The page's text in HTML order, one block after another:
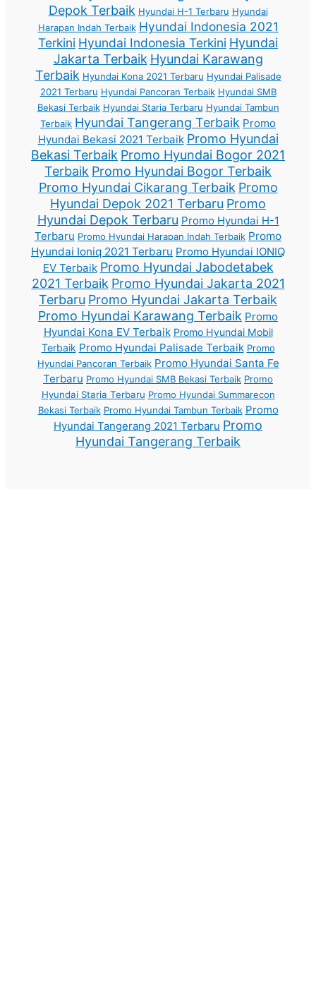
Depok Terbaik Hyundai H-1 Terbaru Hyundai
Harapan Indah Terbaik Hyundai Indonesia 2021
Terkini Hyundai Indonesia Terkini Hyundai
Jakarta Terbaik Hyundai Karawang
Terbaik Hyundai Kona 2021 Terbaru Hyundai Palisade
2021 Terbaru Hyundai Pancoran Terbaik Hyundai SMB
Bekasi Terbaik Hyundai Staria Terbaru Hyundai Tambun
Terbaik Hyundai Tangerang Terbaik Promo
Hyundai Bekasi 2021 Terbaik Promo Hyundai
Bekasi Terbaik Promo Hyundai Bogor 2021
Terbaik Promo Hyundai Bogor Terbaik
Promo Hyundai Cikarang Terbaik Promo
Hyundai Depok 2021 Terbaru Promo
Hyundai Depok Terbaru Promo Hyundai H-1
Terbaru Promo Hyundai Harapan Indah Terbaik Promo
Hyundai Ioniq 2021 Terbaru Promo Hyundai IONIQ
EV Terbaik Promo Hyundai Jabodetabek
2021 Terbaik Promo Hyundai Jakarta 2021
Terbaru Promo Hyundai Jakarta Terbaik
Promo Hyundai Karawang Terbaik Promo
Hyundai Kona EV Terbaik Promo Hyundai Mobil
Terbaik Promo Hyundai Palisade Terbaik Promo
Hyundai Pancoran Terbaik Promo Hyundai Santa Fe
Terbaru Promo Hyundai SMB Bekasi Terbaik Promo
Hyundai Staria Terbaru Promo Hyundai Summarecon
Bekasi Terbaik Promo Hyundai Tambun Terbaik Promo
Hyundai Tangerang 2021 Terbaru Promo
Hyundai Tangerang Terbaik